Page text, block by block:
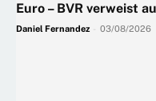
Euro – BVR verweist
Daniel Fernandez 03/08/2026